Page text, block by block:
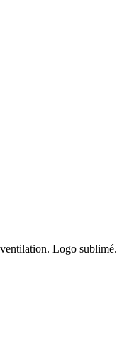
Logo sublimé.